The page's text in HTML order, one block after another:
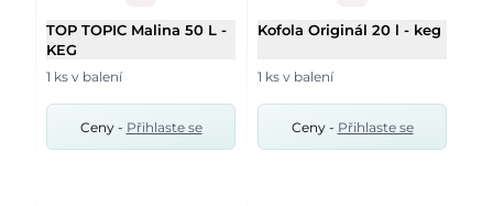
TOP TOPIC Malina 50 L -
KEG
1 ks v balení
Ceny - Přihlaste se
Kofola Originál 20 l - keg
1 ks v balení
Ceny - Přihlaste se